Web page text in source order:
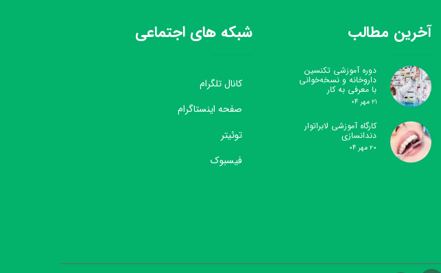
آخرین مطالب
دوره آموزشی تکنسین
داروخانه و نسخه‌خوانی
با معرفی به کار
۲۱ مهر ۰۴
کارگاه آموزشی لابراتوار
دندانسازی
۲۰ مهر ۰۴
شبکه های اجتماعی
کانال تلگرام
صفحه اینستاگرام
توئیتر
فیسبوک